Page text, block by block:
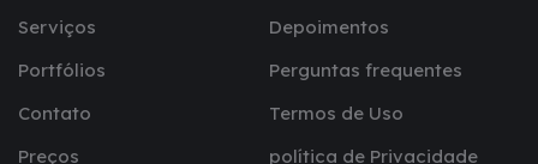
Serviços
Depoimentos
Portfólios
Perguntas frequentes
Contato
Termos de Uso
Preços
política de Privacidade